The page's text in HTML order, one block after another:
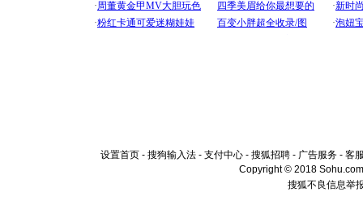
设置首页 - 搜狗输入法 - 支付中心 - 搜狐招聘 - 广告服务 - 客
Copyright © 2018
搜狐不良信息举